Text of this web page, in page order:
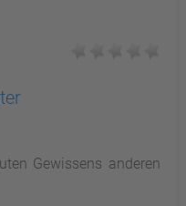
Gewissens anderen